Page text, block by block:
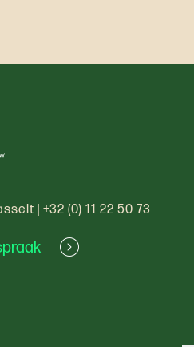
+32 (0) 11 22 50 73